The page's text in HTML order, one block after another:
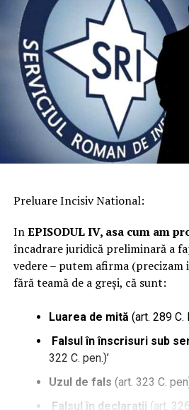
Preluare Incisiv National:
InEPISODUL IV, asa cum am
încadrare juridică preliminară a
vedere – putem afirma
fără teamă de a greși, că sunt:
Luarea de mită (art. 289 C.
Falsul în înscrisuri sub
322 C. pen.)’
Uzul de fals (art. 323 C.
Falsul în declaraţii (art.